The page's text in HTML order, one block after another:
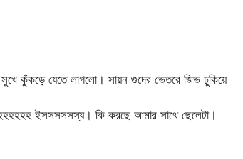
কুঁকড়ে যেতে লাগলো। সায়ন গুদের ভেতরে জিভ ঢুকিয়ে
ইসসসসসস্য। কি করছে আমার সাথে ছেলেটা।